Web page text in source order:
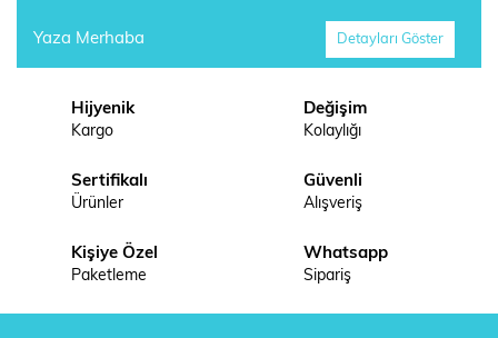
Yaza Merhaba Detayları Göster
Hijyenik
Kargo
Değişim
Kolaylığı
Sertifikalı
Ürünler
Güvenli
Alışveriş
Kişiye Özel
Paketleme
Whatsapp
Sipariş